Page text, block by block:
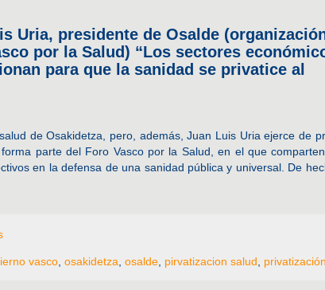
Uria, presidente de Osalde
por la Salud) “Los sectores
para que la sanidad se privatice al
de Osakidetza, pero, además, Juan Luis Uria ejerce de
parte del Foro Vasco por la Salud, en el que
en la defensa de una sanidad pública y universal. De
vasco osakidetza osalde pirvatizacion salud privatización